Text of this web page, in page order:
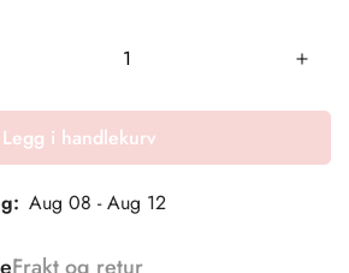
Legg i handlekurv
Aug 08 - Aug 12